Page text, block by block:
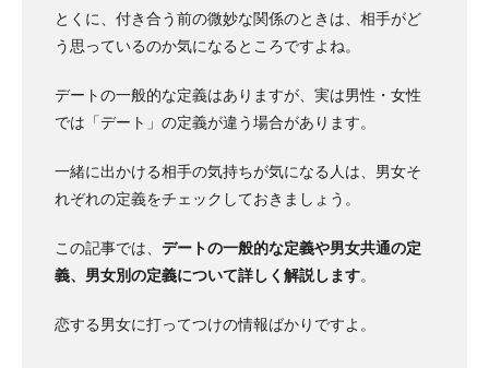
とくに、付き合う前の微妙な関係のときは、相手がど
う思っているのか気になるところですよね。
デートの一般的な定義はありますが、実は男性・女性
では「デート」の定義が違う場合があります。
一緒に出かける相手の気持ちが気になる人は、男女そ
れぞれの定義をチェックしておきましょう。
この記事では、 デートの一般的な定義や男女共通の定
義、男女別の定義について詳しく解説します。
恋する男女に打ってつけの情報ばかりですよ。